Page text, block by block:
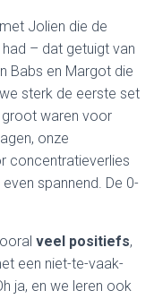
Jolien die de
– dat getuigt van
Babs en Margot die
sterk de eerste set
groot waren voor
onze
concentratieverlies
spannend. De 0-
veel positiefs,
een niet-te-vaak-
ja, en we leren ook